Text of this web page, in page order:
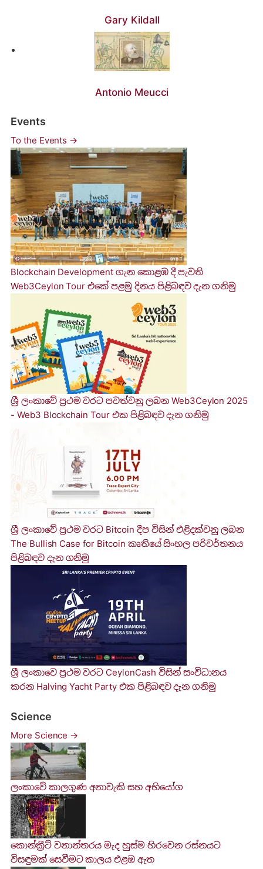
Gary Kildall
Antonio Meucci
Events
To the Events →
Blockchain Development ගැ​න කොළඹ ​දී පැවති
Web3Ceylon Tour එකේ පළමු දිනය පිළිබඳව දැන ගනි​මු
ශ්‍රී ලංකාවේ ප්‍රථම වරට පවත්වනු ලබ​න Web3Ceylon 2025
- Web3 Blockchain Tour එක පිළිබඳව දැන ගනි​මු
ශ්‍රී ලංකාවේ ප්‍රථම වරට Bitcoin දීප විසින් එළිදක්වනු ලබන
The Bullish Case for Bitcoin කෘති​යේ සිංහල පරිවර්තන​ය
පිළිබඳව දැන ගනි​මු
ශ්‍රී ලංකාවෙ ප්‍රථම වරට CeylonCash විසින් සංවිධානය
කරන Halving Yacht Party එක පිළිබඳව දැන ගනි​මු
Science
More Science →
ලංකාවේ කාලගුණ අනාවැකි සහ අභියෝග
කොන්ක්‍රීට් වනාන්තරය මැද හුස්ම හිරවෙන රස්නයට
විසඳුමක් සෙවීමට කාලය එළඹ ඇත